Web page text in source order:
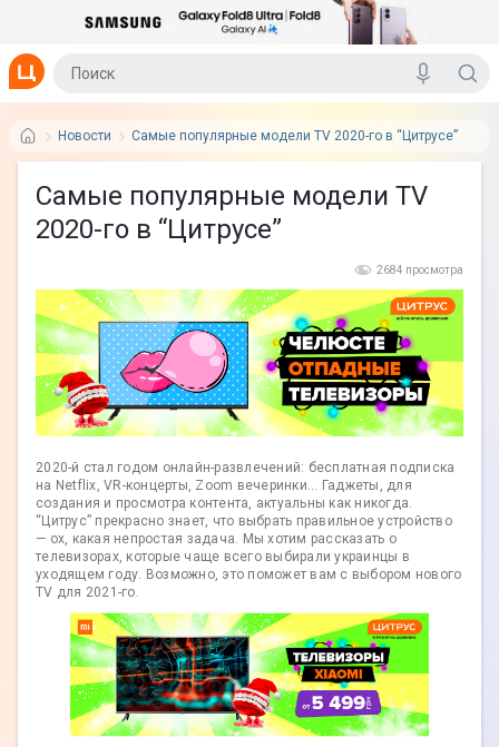
Новости Самые популярные модели TV 2020-го в “Цитрусе”
Самые популярные модели TV
2020-го в “Цитрусе”
2684 просмотра
2020-й стал годом онлайн-развлечений: бесплатная подписка
на Netflix, VR-концерты, Zoom вечеринки... Гаджеты, для
создания и просмотра контента, актуальны как никогда.
“Цитрус” прекрасно знает, что выбрать правильное устройство
— ох, какая непростая задача. Мы хотим рассказать о
телевизорах, которые чаще всего выбирали украинцы в
уходящем году. Возможно, это поможет вам с выбором нового
TV для 2021-го.